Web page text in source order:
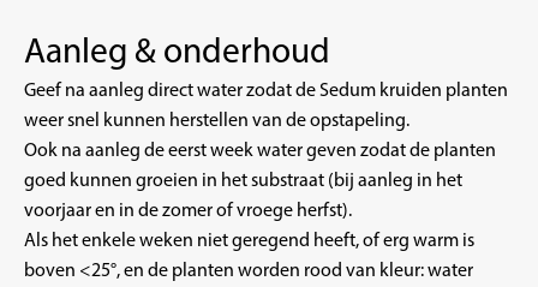
Aanleg & onderhoud
Geef na aanleg direct water zodat de Sedum kruiden planten
weer snel kunnen herstellen van de opstapeling.
Ook na aanleg de eerst week water geven zodat de planten
goed kunnen groeien in het substraat (bij aanleg in het
voorjaar en in de zomer of vroege herfst).
Als het enkele weken niet geregend heeft, of erg warm is
boven <25°, en de planten worden rood van kleur: water